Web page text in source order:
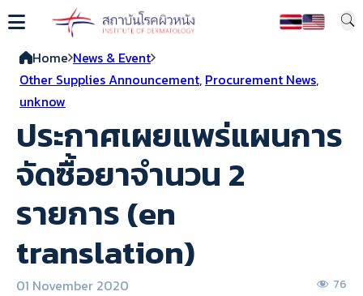
Home News & Event
Other Supplies Announcement, Procurement News,
unknow
ประกาศเผยแพร่แผนการ
จัดซื้อยาจำนวน 2
รายการ (en
translation)
01 November 2020 76